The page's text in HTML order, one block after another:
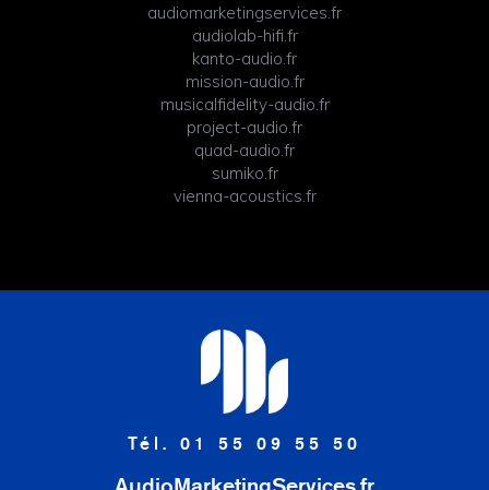
audiomarketingservices.fr
audiolab-hifi.fr
kanto-audio.fr
mission-audio.fr
musicalfidelity-audio.fr
project-audio.fr
quad-audio.fr
sumiko.fr
vienna-acoustics.fr
Tél. 01 55 09 55 50